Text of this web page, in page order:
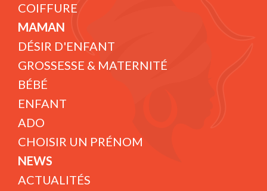
COIFFURE
MAMAN
DÉSIR D'ENFANT
GROSSESSE & MATERNITÉ
BÉBÉ
ENFANT
ADO
CHOISIR UN PRÉNOM
NEWS
ACTUALITÉS